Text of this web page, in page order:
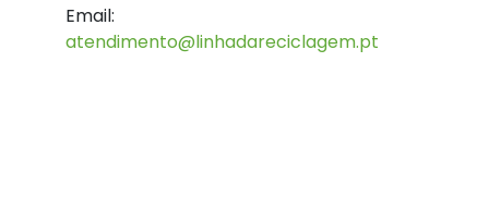
Email:
atendimento@linhadareciclagem.pt